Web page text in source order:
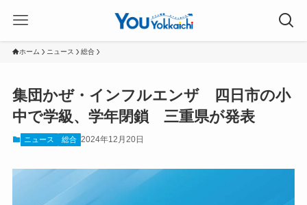
ホーム ニュース 総合
集団かぜ・インフルエンザ 四日市の小
中で学級、学年閉鎖 三重県が発表
ニュース 総合 2024年12月20日